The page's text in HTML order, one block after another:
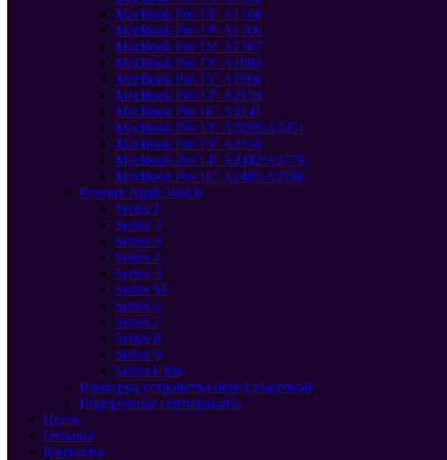
MacBook Pro 13" A1708
MacBook Pro 13" A1706
MacBook Pro 15" A1707
MacBook Pro 13" A1989
MacBook Pro 15" A1990
MacBook Pro 13" A2159
MacBook Pro 16" A2141
MacBook Pro 13" A2289/A2251
MacBook Pro 13" A2338
MacBook Pro 14" A2442/A2779
MacBook Pro 16" A2485/A2780
Ремонт Apple Watch
Series 1
Series 2
Series 3
Series 4
Series 5
Series SE
Series 6
Series 7
Series 8
Series 9
Series Ultra
Проверка устройства перед покупкой
Подарочные сертификаты
Цены
Отзывы
Контакты